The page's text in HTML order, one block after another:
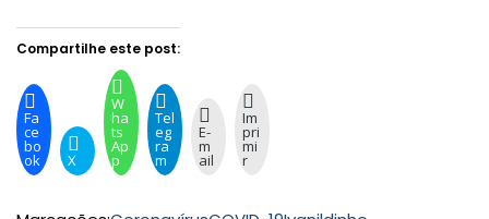
Compartilhe este post:
Fa
ce
bo
ok X
W
ha
ts
Ap
p
Tel
eg
ra
m
E-
m
ail
Im
pri
mi
r